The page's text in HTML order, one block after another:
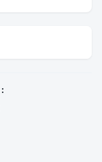
: